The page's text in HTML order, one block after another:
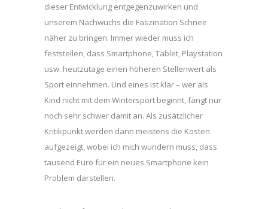
dieser Entwicklung entgegenzuwirken und
unserem Nachwuchs die Faszination Schnee
näher zu bringen. Immer wieder muss ich
feststellen, dass Smartphone, Tablet, Playstation
usw. heutzutage einen höheren Stellenwert als
Sport einnehmen. Und eines ist klar – wer als
Kind nicht mit dem Wintersport beginnt, fängt nur
noch sehr schwer damit an. Als zusätzlicher
Kritikpunkt werden dann meistens die Kosten
aufgezeigt, wobei ich mich wundern muss, dass
tausend Euro für ein neues Smartphone kein
Problem darstellen.